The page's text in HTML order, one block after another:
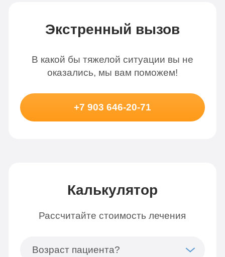
Экстренный вызов
В какой бы тяжелой ситуации вы не
оказались, мы вам поможем!
+7 903 646-20-71
Калькулятор
Рассчитайте стоимость лечения
Возраст пациента?